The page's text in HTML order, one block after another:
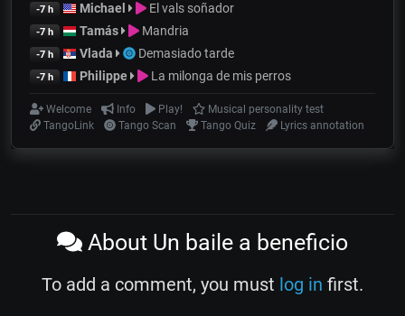
-7 h Michael El vals soñador
-7 h Tamás Mandria
-7 h Vlada Demasiado tarde
-7 h Philippe La milonga de mis perros
Welcome Info Play!
Musical personality test
TangoLink
Tango Scan Tango Quiz Lyrics annotation
About Un baile a beneficio
To add a comment, you must log in first.